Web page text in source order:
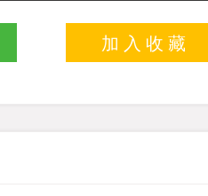
加入收藏